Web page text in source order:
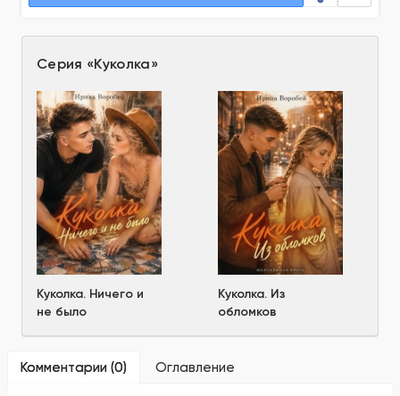
Серия «Куколка»
Куколка. Ничего и
не было
Куколка. Из
обломков
Комментарии (0) Оглавление